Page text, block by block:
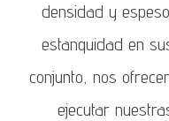
densidad y
estanquidad en
conjunto, nos
ejecutar